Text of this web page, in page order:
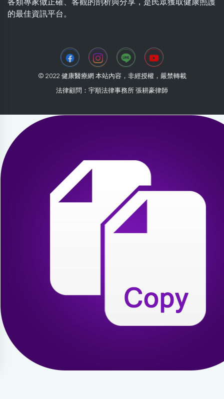
的最佳資訊平台。
© 2022 健康醫療網 本站內容，非經授權，嚴禁轉載
法律顧問：宇順法律事務所 張耕豪律師